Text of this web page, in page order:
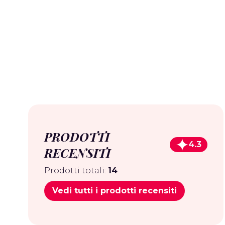
PRODOTTI
RECENSITI
4.3
Prodotti totali: 14
Vedi tutti i prodotti recensiti